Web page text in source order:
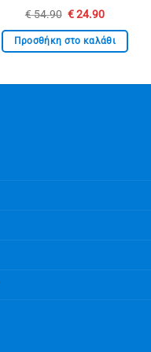
€54.90 Original
was:
€ 54.90.
€24.90Η
τιμή
είναι:
Προσθήκη στο καλάθι